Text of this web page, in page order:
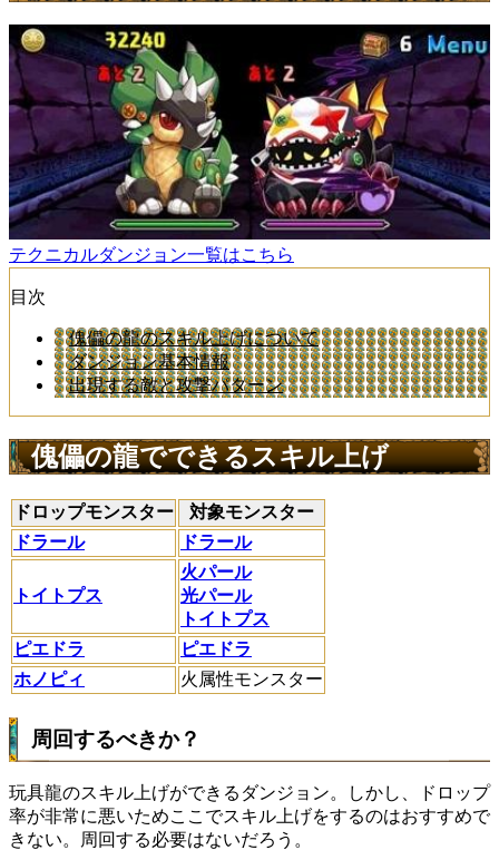
テクニカルダンジョン一覧はこちら
目次
傀儡の龍のスキル上げについて
ダンジョン基本情報
出現する敵と攻撃パターン
傀儡の龍でできるスキル上げ
ドロップモンスター
対象モンスター
ドラール
ドラール
トイトプス
火パール
光パール
トイトプス
ピエドラ
ピエドラ
ホノピィ
火属性モンスター
周回するべきか？
玩具龍のスキル上げができるダンジョン。しかし、ドロップ
率が非常に悪いためここでスキル上げをするのはおすすめで
きない。周回する必要はないだろう。